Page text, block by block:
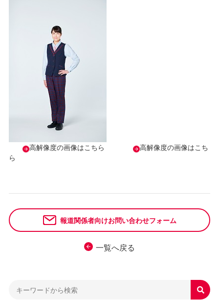
高解像度の画像はこちら
高解像度の画像はこち
ら
一覧へ戻る
報道関係者向けお問い合わせフォーム
